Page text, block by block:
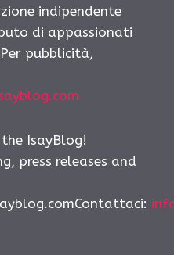
indipendente
di appassionati
pubblicità,
IsayBlog!
press releases and
: